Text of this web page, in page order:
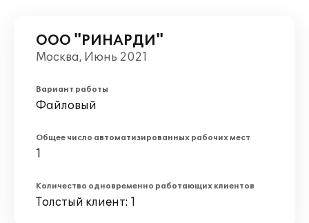
ООО "РИНАРДИ"
Москва, Июнь 2021
Вариант работы
Файловый
Общее число автоматизированных рабочих мест
1
Количество одновременно работающих клиентов
Толстый клиент: 1